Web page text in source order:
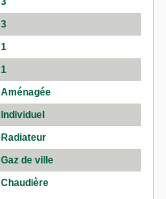
3
1
1
Aménagée
Individuel
Radiateur
Gaz de ville
Chaudière